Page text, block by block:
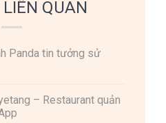
QUAN
Panda tin tưởng sử
– Restaurant quản